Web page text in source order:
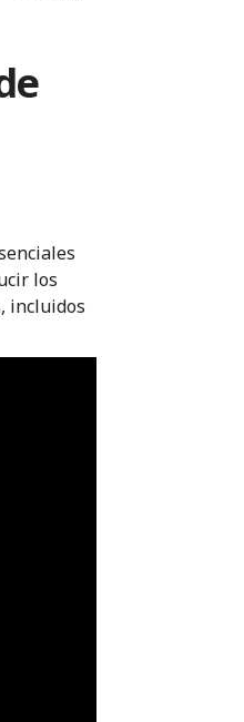
los
incluidos